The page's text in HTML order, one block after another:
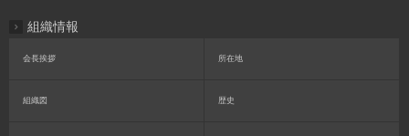
組織情報
会長挨拶 所在地
組織図 歴史